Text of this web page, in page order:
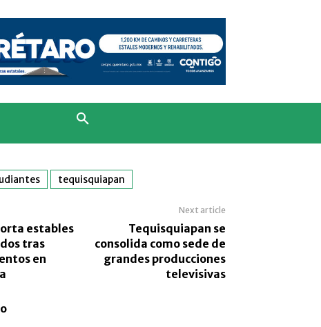
tequisquiapan
estables
tras
en
Next article
Tequisquiapan se
consolida como sede de
grandes producciones
televisivas